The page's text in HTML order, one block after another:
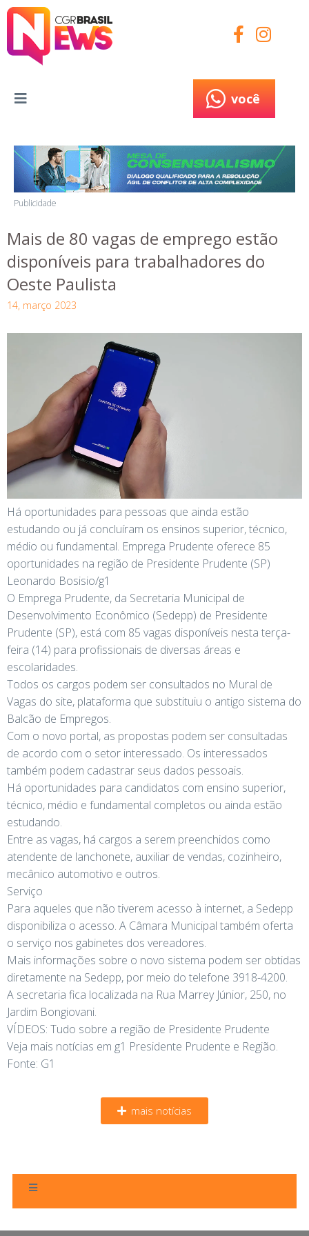
você
Publicidade
Mais de 80 vagas de emprego estão
disponíveis para trabalhadores do
Oeste Paulista
14, março 2023
Há oportunidades para pessoas que ainda estão
estudando ou já concluíram os ensinos superior, técnico,
médio ou fundamental. Emprega Prudente oferece 85
oportunidades na região de Presidente Prudente (SP)
Leonardo Bosisio/g1
O Emprega Prudente, da Secretaria Municipal de
Desenvolvimento Econômico (Sedepp) de Presidente
Prudente (SP), está com 85 vagas disponíveis nesta terça-
feira (14) para profissionais de diversas áreas e
escolaridades.
Todos os cargos podem ser consultados no Mural de
Vagas do site, plataforma que substituiu o antigo sistema do
Balcão de Empregos.
Com o novo portal, as propostas podem ser consultadas
de acordo com o setor interessado. Os interessados
também podem cadastrar seus dados pessoais.
Há oportunidades para candidatos com ensino superior,
técnico, médio e fundamental completos ou ainda estão
estudando.
Entre as vagas, há cargos a serem preenchidos como
atendente de lanchonete, auxiliar de vendas, cozinheiro,
mecânico automotivo e outros.
Serviço
Para aqueles que não tiverem acesso à internet, a Sedepp
disponibiliza o acesso. A Câmara Municipal também oferta
o serviço nos gabinetes dos vereadores.
Mais informações sobre o novo sistema podem ser obtidas
diretamente na Sedepp, por meio do telefone 3918-4200.
A secretaria fica localizada na Rua Marrey Júnior, 250, no
Jardim Bongiovani.
VÍDEOS: Tudo sobre a região de Presidente Prudente
Veja mais notícias em g1 Presidente Prudente e Região.
Fonte: G1
mais notícias